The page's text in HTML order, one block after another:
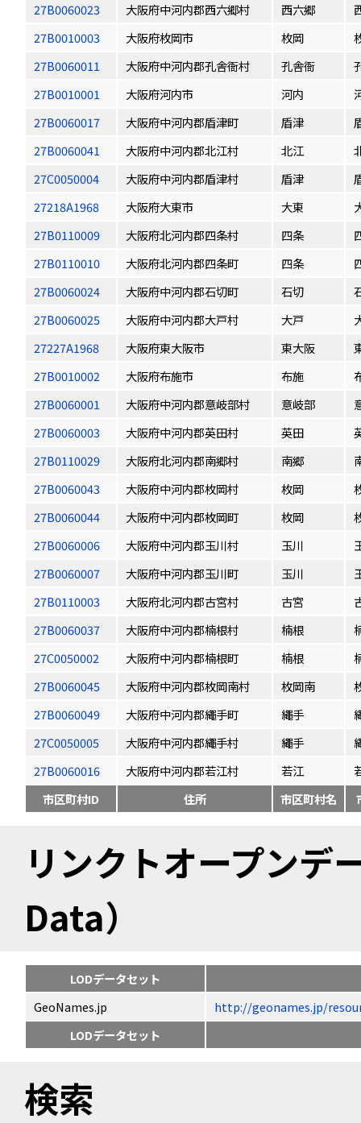
27B0060023
大阪府中河内郡西六郷村 西六郷
27B0010003
大阪府枚岡市 枚岡
27B0060011
大阪府中河内郡孔舎衙村 孔舎衙
27B0010001
大阪府河内市 河内
27B0060017
大阪府中河内郡盾津町 盾津
27B0060041
大阪府中河内郡北江村 北江
27C0050004
大阪府中河内郡盾津村 盾津
27218A1968
大阪府大東市 大東
27B0110009
大阪府北河内郡四条村 四条
27B0110010
大阪府北河内郡四条町 四条
27B0060024
大阪府中河内郡石切町 石切
27B0060025
大阪府中河内郡大戸村 大戸
27227A1968
大阪府東大阪市 東大阪
27B0010002
大阪府布施市 布施
27B0060001
大阪府中河内郡意岐部村 意岐部
27B0060003
大阪府中河内郡英田村 英田
27B0110029
大阪府北河内郡南郷村 南郷
27B0060043
大阪府中河内郡枚岡村 枚岡
27B0060044
大阪府中河内郡枚岡町 枚岡
27B0060006
大阪府中河内郡玉川村 玉川
27B0060007
大阪府中河内郡玉川町 玉川
27B0110003
大阪府北河内郡古宮村 古宮
27B0060037
大阪府中河内郡楠根村 楠根
27C0050002
大阪府中河内郡楠根町 楠根
27B0060045
大阪府中河内郡枚岡南村 枚岡南
27B0060049
大阪府中河内郡繩手町 繩手
27C0050005
大阪府中河内郡繩手村 繩手
27B0060016
大阪府中河内郡若江村 若江
市区町村ID
住所 市区町村名
リンクトオープン
Data）
LODデータセット
GeoNames.jp
http://geonames.jp/
LODデータセット
検索